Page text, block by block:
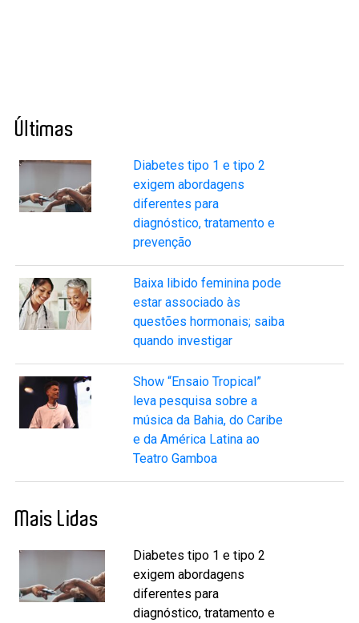
Últimas
Diabetes tipo 1 e tipo 2
exigem abordagens
diferentes para
diagnóstico, tratamento e
prevenção
Baixa libido feminina pode
estar associado às
questões hormonais; saiba
quando investigar
Show “Ensaio Tropical”
leva pesquisa sobre a
música da Bahia, do Caribe
e da América Latina ao
Teatro Gamboa
Mais Lidas
Diabetes tipo 1 e tipo 2
exigem abordagens
diferentes para
diagnóstico, tratamento e